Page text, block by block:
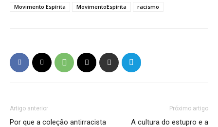
Movimento Espírita
MovimentoEspírita racismo
Artigo anterior
Por que a coleção antirracista
Próximo artigo
A cultura do estupro e a